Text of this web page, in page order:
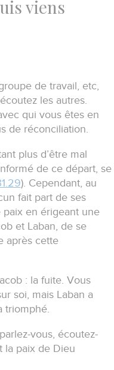
viens
de travail, etc,
les autres.
qui vous êtes en
de réconciliation.
plus d’être mal
de ce départ, se
). Cependant, au
fait part de ses
en érigeant une
et Laban, de se
après cette
: la fuite. Vous
soi, mais Laban a
triomphé.
vous, écoutez-
la paix de Dieu